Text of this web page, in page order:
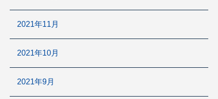
2021年11月
2021年10月
2021年9月